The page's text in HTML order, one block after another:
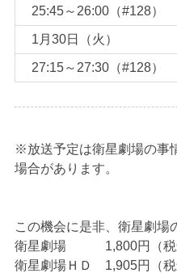
25:45～26:00（#128）
1月30日（火）
27:15～27:30（#128）
※放送予定は衛星劇場の事
場合があります。
この機会に是非、衛星劇場
衛星劇場 1,800円（税
衛星劇場ＨＤ 1,905円（